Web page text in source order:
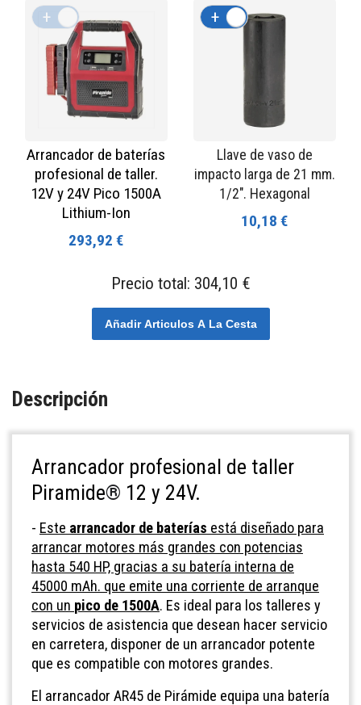
Arrancador de baterías
profesional de taller.
12V y 24V Pico 1500A
Lithium-Ion
293,92 €
+ -
Llave de vaso de
impacto larga de 21 mm.
1/2". Hexagonal
10,18 €
+ -
Precio total: 304,10 €
Añadir Articulos A La Cesta
Descripción
Arrancador profesional de taller
Piramide® 12 y 24V.
- Este arrancador de baterías está diseñado para
arrancar motores más grandes con potencias
hasta 540 HP, gracias a su batería interna de
45000 mAh. que emite una corriente de arranque
con un pico de 1500A. Es ideal para los talleres y
servicios de asistencia que desean hacer servicio
en carretera, disponer de un arrancador potente
que es compatible con motores grandes.
El arrancador AR45 de Pirámide equipa una batería